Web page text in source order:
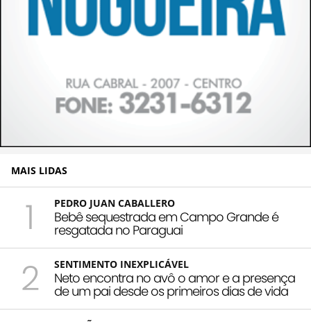
MAIS LIDAS
1 PEDRO JUAN CABALLERO
Bebê sequestrada em Campo Grande é
resgatada no Paraguai
2 SENTIMENTO INEXPLICÁVEL
Neto encontra no avô o amor e a presença
de um pai desde os primeiros dias de vida